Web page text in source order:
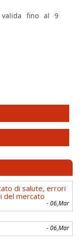
valida fino al 9
di salute, errori
del mercato
- 06,Mar
- 06,Mar